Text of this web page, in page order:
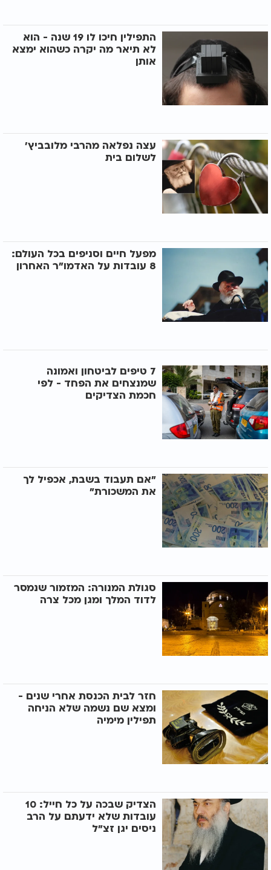
התפילין חיכו לו 19 שנה - הוא
לא תיאר מה יקרה כשהוא ימצא
אותן
עצה נפלאה מהרבי מלובביץ'
לשלום בית
מפעל חיים וסניפים בכל העולם:
8 עובדות על האדמו"ר האחרון
7 טיפים לביטחון ואמונה
שמנצחים את הפחד - לפי
חכמת הצדיקים
"אם תעבוד בשבת, אכפיל לך
את המשכורת"
סגולת המנורה: המזמור שנמסר
לדוד המלך ומגן מכל צרה
חזר לבית הכנסת אחרי שנים -
ומצא שם נשמה שלא הניחה
תפילין מימיה
הצדיק שבכה על כל חייל: 10
עובדות שלא ידעתם על הרב
ניסים יגן זצ"ל